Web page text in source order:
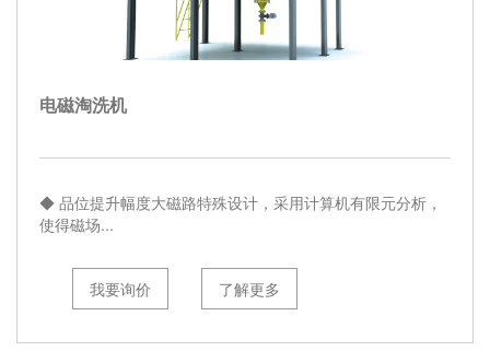
电磁淘洗机
◆ 品位提升幅度大磁路特殊设计，采用计算机有限元分析，
使得磁场...
我要询价 了解更多